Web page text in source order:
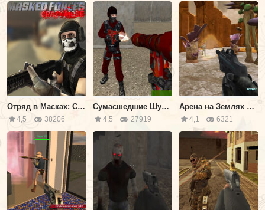
Отряд в Масках: Сумасшедший Режим
4,5 38206
Сумасшедшие Шутеры 2
4,5 27919
Арена на Землях Пришельцев
4,1 6321